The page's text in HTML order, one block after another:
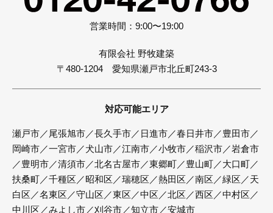
営業時間：9:00〜19:00
有限会社 野牧建築
〒480-1204 愛知県瀬戸市北丘町243-3
対応可能エリア
瀬戸市／尾張旭市／長久手市／日進市／春日井市／豊田市／
岡崎市／一宮市／犬山市／江南市／小牧市／稲沢市／岩倉市
／豊明市／清須市／北名古屋市／東郷町／豊山町／大口町／
扶桑町／千種区／昭和区／瑞穂区／熱田区／南区／緑区／天
白区／名東区／守山区／東区／中区／北区／西区／中村区／
中川区／みよし市／刈谷市／知立市／安城市